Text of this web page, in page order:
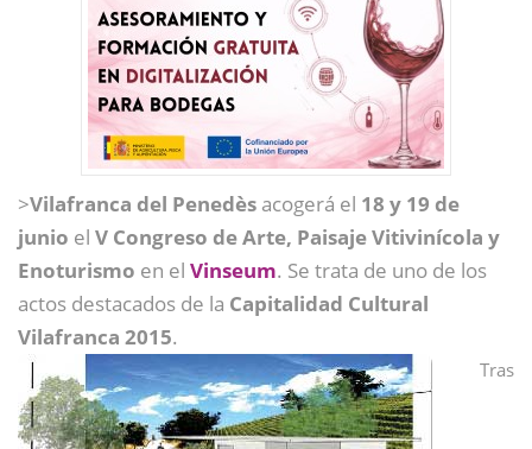
>Vilafranca del Penedès acogerá el 18 y 19 de
junio el V Congreso de Arte, Paisaje Vitivinícola y
Enoturismo en el Vinseum. Se trata de uno de los
actos destacados de la Capitalidad Cultural
Vilafranca 2015.
Tras